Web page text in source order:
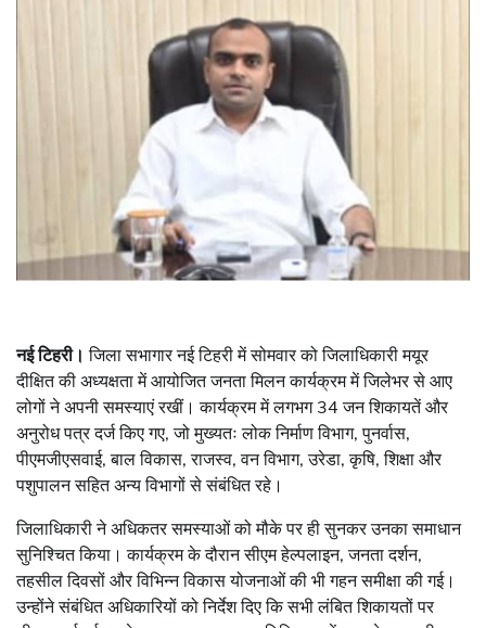
नई टिहरी। जिला सभागार नई टिहरी में सोमवार को जिलाधिकारी मयूर
दीक्षित की अध्यक्षता में आयोजित जनता मिलन कार्यक्रम में जिलेभर से आए
लोगों ने अपनी समस्याएं रखीं। कार्यक्रम में लगभग 34 जन शिकायतें और
अनुरोध पत्र दर्ज किए गए, जो मुख्यतः लोक निर्माण विभाग, पुनर्वास,
पीएमजीएसवाई, बाल विकास, राजस्व, वन विभाग, उरेडा, कृषि, शिक्षा और
पशुपालन सहित अन्य विभागों से संबंधित रहे।
जिलाधिकारी ने अधिकतर समस्याओं को मौके पर ही सुनकर उनका समाधान
सुनिश्चित किया। कार्यक्रम के दौरान सीएम हेल्पलाइन, जनता दर्शन,
तहसील दिवसों और विभिन्न विकास योजनाओं की भी गहन समीक्षा की गई।
उन्होंने संबंधित अधिकारियों को निर्देश दिए कि सभी लंबित शिकायतों पर